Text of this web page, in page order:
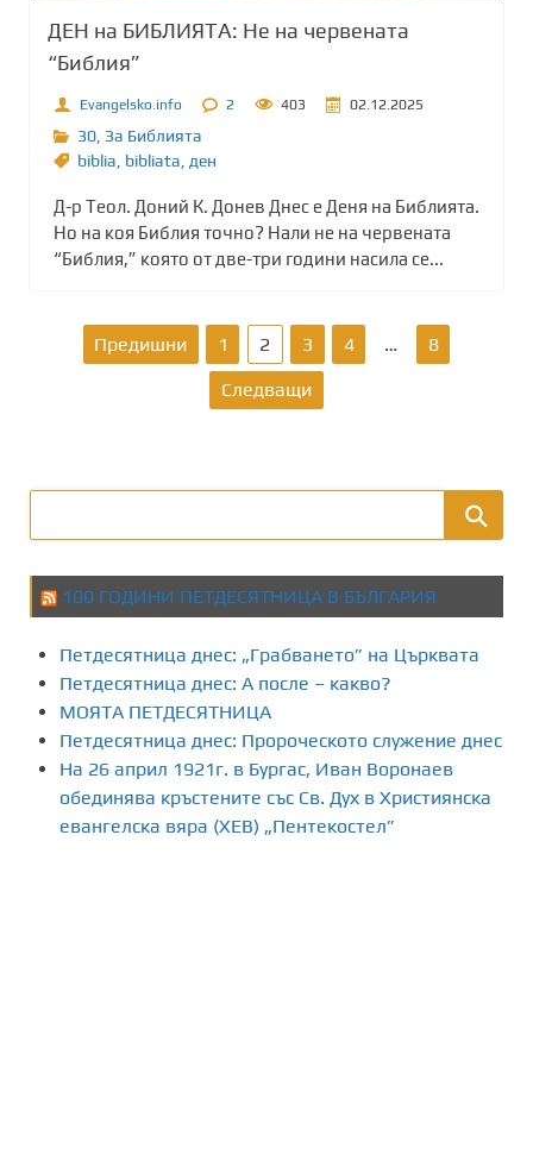
ДЕН на БИБЛИЯТА: Не на червената
“Библия”
Evangelsko.info 2 403 02.12.2025
30, За Библията
biblia, bibliata, ден
Д-р Теол. Доний К. Донев Днес е Деня на Библията.
Но на коя Библия точно? Нали не на червената
“Библия,” която от две-три години насила се...
д
е
л
н
е
н
Предишни 1 2 3 4 … 8
Следващи
100 ГОДИНИ ПЕТДЕСЯТНИЦА В БЪЛГАРИЯ
Петдесятница днес: „Грабването” на Църквата
Петдесятница днес: А после – какво?
МОЯТА ПЕТДЕСЯТНИЦА
Петдесятница днес: Пророческото служение днес
На 26 април 1921г. в Бургас, Иван Воронаев
обединява кръстените със Св. Дух в Християнска
евангелска вяра (ХЕВ) „Пентекостел”